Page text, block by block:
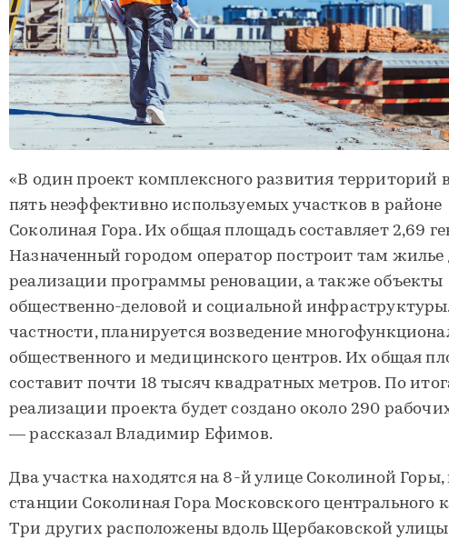
«В один проект комплексного развития территорий
пять неэффективно используемых участков в районе
Соколиная Гора. Их общая площадь составляет 2,69
Назначенный городом оператор построит там жилье
реализации программы реновации, а также объекты
общественно-деловой и социальной
частности, планируется возведение
общественного и медицинского центров. Их общая
составит почти 18 тысяч квадратных метров. По
реализации проекта будет создано около 290
— рассказал Владимир Ефимов.
Два участка находятся на 8-й улице Соколиной Горы,
станции Соколиная Гора Московского центрального
Три других расположены вдоль Щербаковской